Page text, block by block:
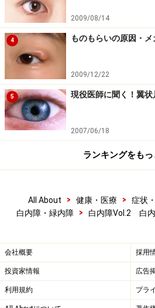
2009/08/14
4 ものもらいの原因・
2009/12/22
5 現役医師に聞く！翼状
2007/06/18
ランキングをも
All About > 健康・医療 > 症状
白内障・緑内障
> 白内障Vol.2 白内
会社概要 採用
投資家情報 広告
利用規約 プラ